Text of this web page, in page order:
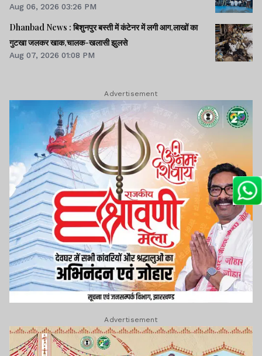
Aug 06, 2026 03:26 PM
Dhanbad News : बिशुनपुर बस्ती में कंटेनर में लगी आग,लाखों का
गुटखा जलकर खाक,चालक-खलासी झुलसे
Aug 07, 2026 01:08 PM
Advertisement
Advertisement